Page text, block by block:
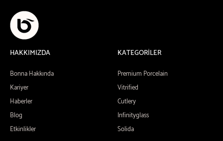
HAKKIMIZDA
Bonna Hakkında
Kariyer
Haberler
Blog
Etkinlikler
KATEGORİLER
Premium Porcelain
Vitrified
Cutlery
Infinityglass
Solida